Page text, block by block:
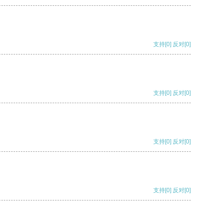
支持[0] 反对[0]
支持[0] 反对[0]
支持[0] 反对[0]
支持[0] 反对[0]